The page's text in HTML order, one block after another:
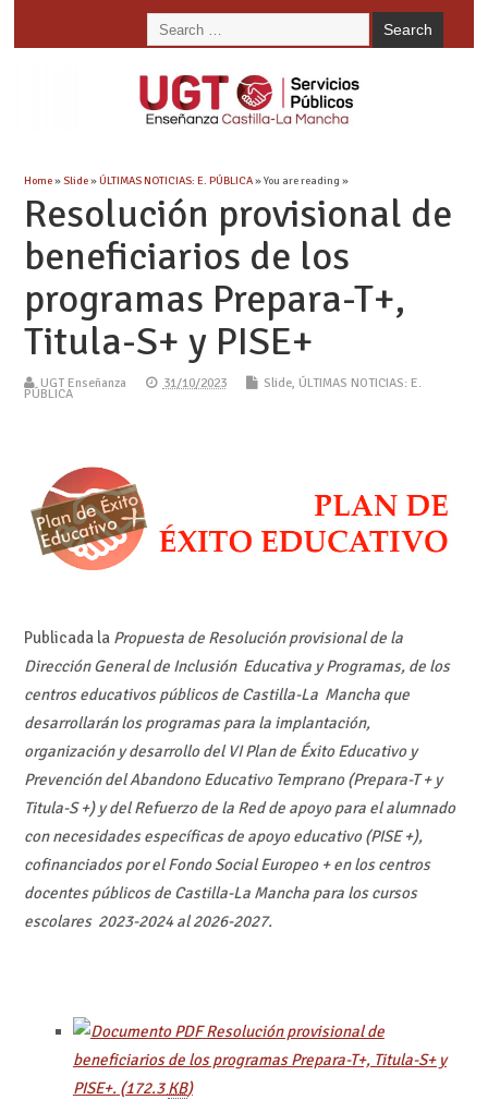
Home»Slide»ÚLTIMAS NOTICIAS: E. PÚBLICA» You are reading »
Resolución provisional de
beneficiarios de los
programas Prepara-T+,
Titula-S+ y PISE+
UGT Enseñanza 31/10/2023 Slide, ÚLTIMAS NOTICIAS: E.
PÚBLICA
Publicada la Propuesta de Resolución provisional de la
Dirección General de Inclusión Educativa y Programas, de los
centros educativos públicos de Castilla-La Mancha que
desarrollarán los programas para la implantación,
organización y desarrollo del VI Plan de Éxito Educativo y
Prevención del Abandono Educativo Temprano (Prepara-T + y
Titula-S +) y del Refuerzo de la Red de apoyo para el alumnado
con necesidades específicas de apoyo educativo (PISE +),
cofinanciados por el Fondo Social Europeo + en los centros
docentes públicos de Castilla-La Mancha para los cursos
escolares 2023-2024 al 2026-2027.
Resolución provisional de
beneficiarios de los programas Prepara-T+, Titula-S+ y
PISE+.(172.3KB)